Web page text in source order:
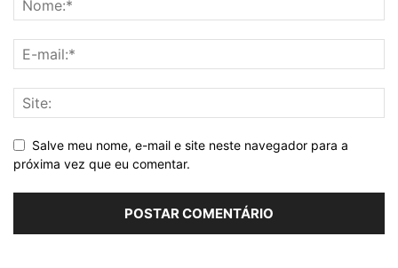
Salve meu nome, e-mail e site neste navegador para a
próxima vez que eu comentar.